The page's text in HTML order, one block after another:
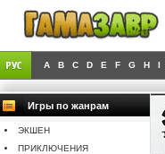
A B C D E F G H I
Игры по жанрам
ЭКШЕН
ПРИКЛЮЧЕНИЯ